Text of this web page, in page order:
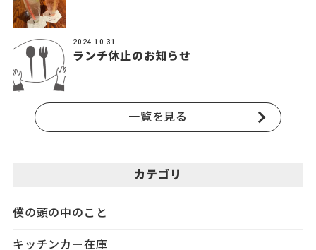
2024.10.31
ランチ休止のお知らせ
一覧を見る
カテゴリ
僕の頭の中のこと
キッチンカー在庫